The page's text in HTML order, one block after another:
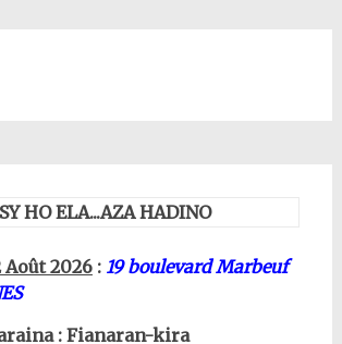
HO ELA...AZA HADINO
2026: 19 boulevard Marbeuf
: Fianaran-kira